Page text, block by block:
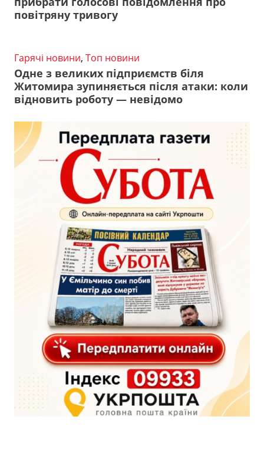
повітряну тривогу
Гарячі новини, Топ новини
Одне з великих підприємств біля
Житомира зупиняється після атаки: коли
відновить роботу — невідомо